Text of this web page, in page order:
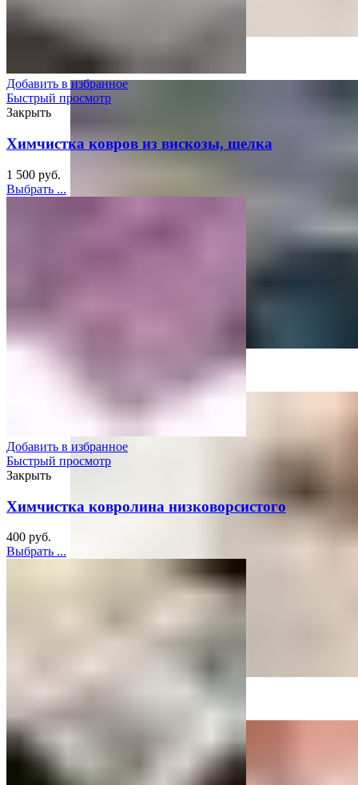
Добавить в избранное
Быстрый просмотр
Закрыть
Химчистка ковров из вискозы, шелка
1 500 руб.
Выбрать ...
Добавить в избранное
Быстрый просмотр
Закрыть
Химчистка ковролина низковорсистого
400 руб.
Выбрать ...